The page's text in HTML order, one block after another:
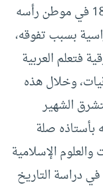
التحق بروكلمان بالجامعة عام 1886 في موطن رأسه
بسبب تفوقه،
فتعلم العربية
وخلال هذه
الشهير
بأستاذه صلة
والعلوم الإسلامية
دراسة التاريخ